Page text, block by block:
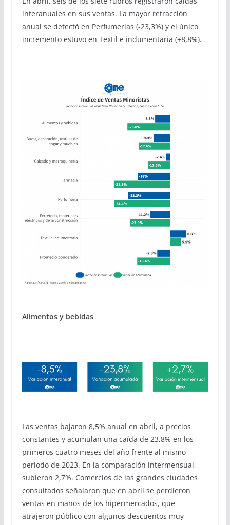
interanuales en sus ventas. La mayor retracción
anual se detectó en Perfumerías (-23,3%) y el único
incremento estuvo en Textil e indumentaria (+8,8%).
Alimentos y bebidas
Las ventas bajaron 8,5% anual en abril, a precios
constantes y acumulan una caída de 23,8% en los
primeros cuatro meses del año frente al mismo
periodo de 2023. En la comparación intermensual,
subieron 2,7%. Comercios de las grandes ciudades
consultados señalaron que en abril se perdieron
ventas en manos de los hipermercados, que
atrajeron público con algunos descuentos muy